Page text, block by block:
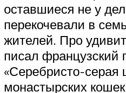
оставшиеся не у
перекочевали в
жителей. Про
писал французский
«Серебристо-серая
монастырских